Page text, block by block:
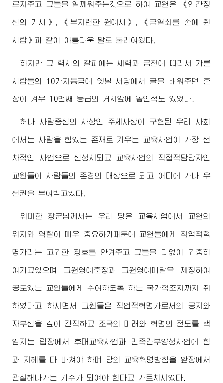
르쳐주고 그들을 일깨워주는것으로 하여 교원은 《인간정
신의 기사》, 《부지런한 원예사》, 《금열쇠를 손에 쥔
사람》과 같이 아름다운 말로 불리여왔다.
하지만 그 력사의 갈피에는 세력과 금전에 따라서 가른
사람들의 10가지등급에 옛날 서당에서 글을 배워주던 훈
장이 겨우 10번째 등급의 거지앞에 놓인적도 있었다.
허나 사람중심의 사상인 주체사상이 구현된 우리 사회
에서는 사람을 힘있는 존재로 키우는 교육사업이 가장 선
차적인 사업으로 신성시되고 교육사업의 직접적담당자인
교원들이 사람들의 존경의 대상으로 되고 어디에 가나 우
선권을 부여받고있다.
위대한 장군님께서는 우리 당은 교육사업에서 교원의
위치와 역할이 매우 중요하기때문에 교원들에게 직업적혁
명가라는 고귀한 칭호를 안겨주고 그들을 더없이 귀중히
여기고있으며 교원영예훈장과 교원영예메달을 제정하여
공로있는 교원들에게 수여하도록 하는 국가적조치까지 취
하였다고 하시면서 교원들은 직업적혁명가로서의 긍지와
자부심을 깊이 간직하고 조국의 미래와 혁명의 전도를 책
임지는 립장에서 후대교육사업과 민족간부양성사업에 힘
과 지혜를 다 바쳐야 하며 당의 교육혁명방침을 앞장에서
관철해나가는 기수가 되여야 한다고 가르치시였다.